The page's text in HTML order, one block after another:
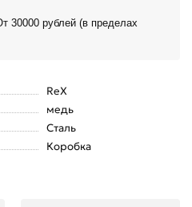
рублей (в пределах
RеХ
медь
Сталь
Коробка